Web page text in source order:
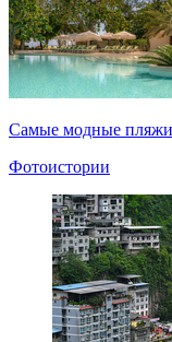
Самые модные
Фотоистории